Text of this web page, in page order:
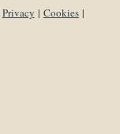
Privacy | Cookies|